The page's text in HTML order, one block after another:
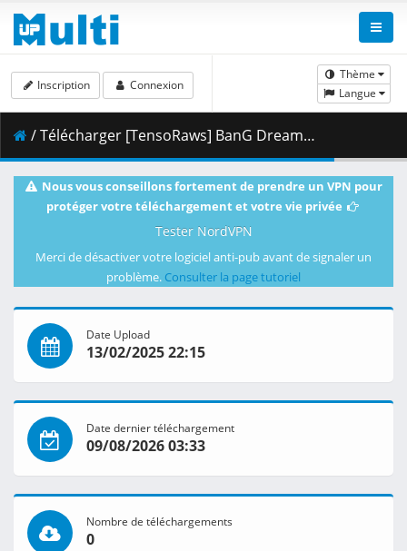
Thème
Langue
Inscription Connexion
/ Télécharger [TensoRaws] BanG Dream_ Ave Mujica [07] [WEBRip 2160p HEVC-10bit AAC].mkv.003 ( 344.07 MB )
Nous vous conseillons fortement de prendre un VPN pour
protéger votre téléchargement et votre vie privée
Tester NordVPN
Merci de désactiver votre logiciel anti-pub avant de signaler un
problème. Consulter la page tutoriel
Date Upload
13/02/2025 22:15
Date dernier téléchargement
09/08/2026 03:33
Nombre de téléchargements
0